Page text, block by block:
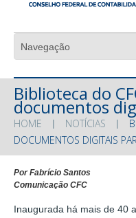
Biblioteca do
documentos
HOME NOTÍCIAS
DOCUMENTOS DIGITAIS
Por Fabrício Santos
Comunicação CFC
Inaugurada há mais de 40